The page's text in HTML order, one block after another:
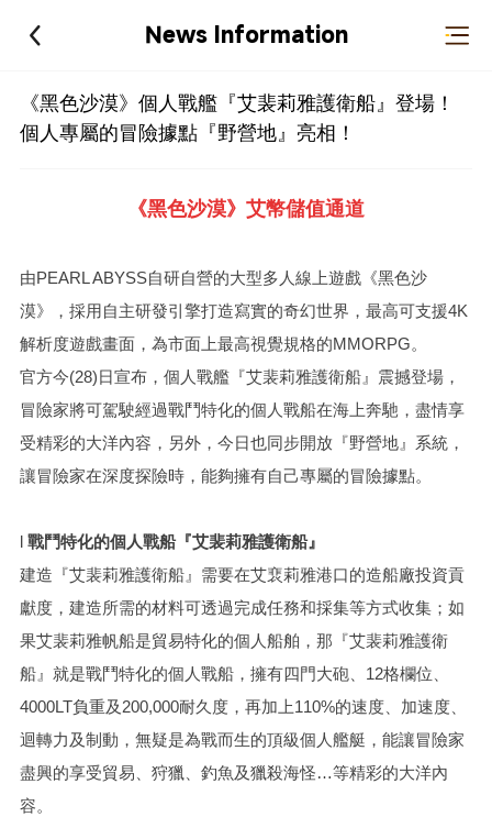
News Information
《黑色沙漠》個人戰艦『艾裴莉雅護衛船』登場！
個人專屬的冒險據點『野營地』亮相！
《黑色沙漠》艾幣儲值通道
由PEARL ABYSS自研自營的大型多人線上遊戲《黑色沙
漠》，採用自主研發引擎打造寫實的奇幻世界，最高可支援4K
解析度遊戲畫面，為市面上最高視覺規格的MMORPG。
官方今(28)日宣布，個人戰艦『艾裴莉雅護衛船』震撼登場，
冒險家將可駕駛經過戰鬥特化的個人戰船在海上奔馳，盡情享
受精彩的大洋內容，另外，今日也同步開放『野營地』系統，
讓冒險家在深度探險時，能夠擁有自己專屬的冒險據點。
l戰鬥特化的個人戰船『艾裴莉雅護衛船』
建造『艾裴莉雅護衛船』需要在艾裵莉雅港口的造船廠投資貢
獻度，建造所需的材料可透過完成任務和採集等方式收集；如
果艾裴莉雅帆船是貿易特化的個人船舶，那『艾裴莉雅護衛
船』就是戰鬥特化的個人戰船，擁有四門大砲、12格欄位、
4000LT負重及200,000耐久度，再加上110%的速度、加速度、
迴轉力及制動，無疑是為戰而生的頂級個人艦艇，能讓冒險家
盡興的享受貿易、狩獵、釣魚及獵殺海怪…等精彩的大洋內
容。